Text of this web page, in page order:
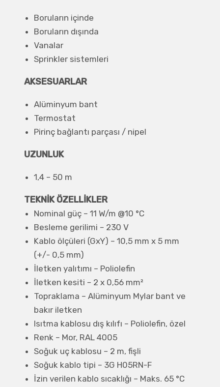
Boruların içinde
Boruların dışında
Vanalar
Sprinkler sistemleri
AKSESUARLAR
Alüminyum bant
Termostat
Pirinç bağlantı parçası / nipel
UZUNLUK
1,4 – 50 m
TEKNİK ÖZELLİKLER
Nominal güç – 11 W/m @10 °C
Besleme gerilimi – 230 V
Kablo ölçüleri (GxY) – 10,5 mm x 5 mm
(+/- 0,5 mm)
İletken yalıtımı – Poliolefin
İletken kesiti – 2 x 0,56 mm²
Topraklama – Alüminyum Mylar bant ve
bakır iletken
Isıtma kablosu dış kılıfı – Poliolefin, özel
Renk – Mor, RAL 4005
Soğuk uç kablosu – 2 m, fişli
Soğuk kablo tipi – 3G H05RN-F
İzin verilen kablo sıcaklığı – Maks. 65 °C